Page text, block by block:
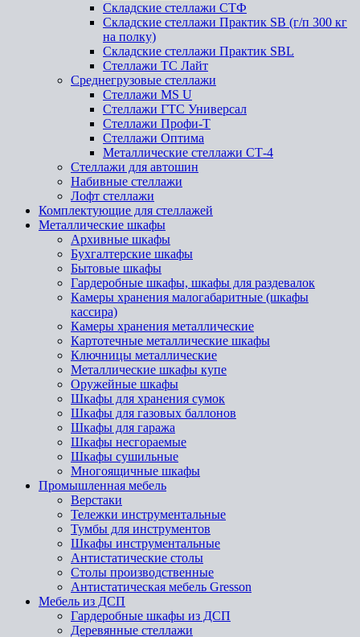
Складские стеллажи СТФ
Складские стеллажи Практик SB (г/п 300 кг
на полку)
Складские стеллажи Практик SBL
Стеллажи ТС Лайт
Среднегрузовые стеллажи
Стеллажи MS U
Стеллажи ГТС Универсал
Стеллажи Профи-Т
Стеллажи Оптима
Металлические стеллажи СТ-4
Стеллажи для автошин
Набивные стеллажи
Лофт стеллажи
Комплектующие для стеллажей
Металлические шкафы
Архивные шкафы
Бухгалтерские шкафы
Бытовые шкафы
Гардеробные шкафы, шкафы для раздевалок
Камеры хранения малогабаритные (шкафы
кассира)
Камеры хранения металлические
Картотечные металлические шкафы
Ключницы металлические
Металлические шкафы купе
Оружейные шкафы
Шкафы для хранения сумок
Шкафы для газовых баллонов
Шкафы для гаража
Шкафы несгораемые
Шкафы сушильные
Многоящичные шкафы
Промышленная мебель
Верстаки
Тележки инструментальные
Тумбы для инструментов
Шкафы инструментальные
Антистатические столы
Столы производственные
Антистатическая мебель Gresson
Мебель из ДСП
Гардеробные шкафы из ДСП
Деревянные стеллажи